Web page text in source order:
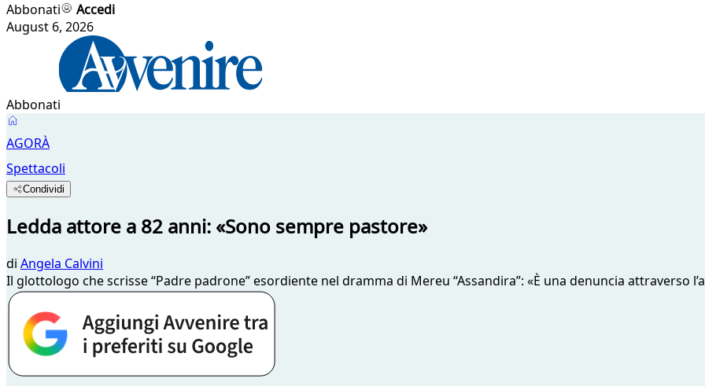
Abbonati
Accedi
August 6, 2026
Abbonati
AGORÀ
Spettacoli
Condividi
Ledda attore a 82 anni: «Sono sempre pastore»
di Angela Calvini
Il glottologo che scrisse “Padre padrone” esordiente nel dramma di Mereu “Assandira”: «È una denuncia attraverso